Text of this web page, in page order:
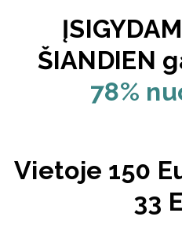
ŠIANDIEN
78%
Vietoje 150
33